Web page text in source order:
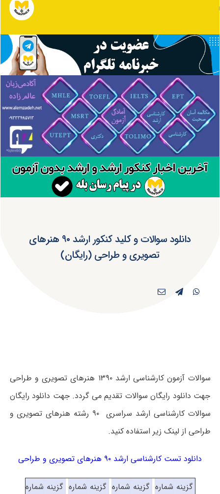
دانلود سوالات و کلید کنکور ارشد ۹۰ هنرهای
تصویری و طراحی (رایگان)
سوالات آزمون کارشناسی ارشد ۱۳۹۰ هنرهای تصویری و طراحی
جهت دانلود رایگان سوالات تقدیم می گردد. جهت دانلود رایگان
سوالات کارشناسی ارشد سراسری ۹۰ رشته هنرهای تصویری و
طراحی از لینک زیر استفاده کنید.
دانلود تست کارشناسی ارشد ۹۰ هنرهای تصویری و طراحی
گزینه شماره گزینه شماره گزینه شماره گزینه شماره